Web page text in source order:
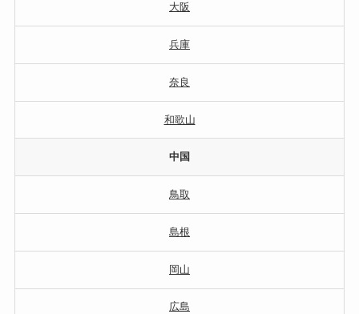
大阪
兵庫
奈良
和歌山
中国
鳥取
島根
岡山
広島